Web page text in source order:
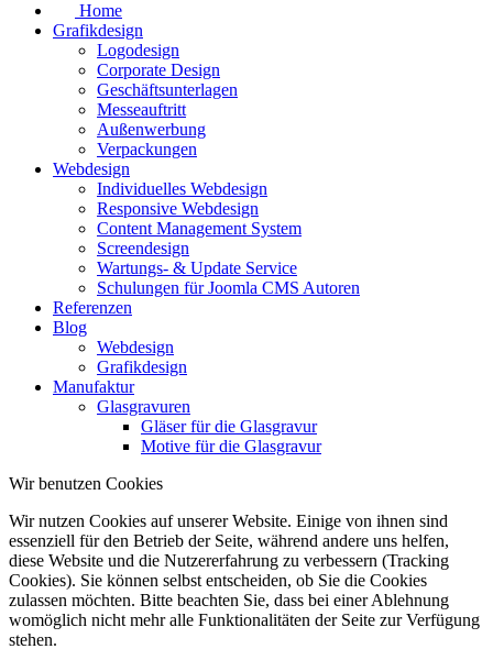
Home
Grafikdesign
Logodesign
Corporate Design
Geschäftsunterlagen
Messeauftritt
Außenwerbung
Verpackungen
Webdesign
Individuelles Webdesign
Responsive Webdesign
Content Management System
Screendesign
Wartungs- & Update Service
Schulungen für Joomla CMS Autoren
Referenzen
Blog
Webdesign
Grafikdesign
Manufaktur
Glasgravuren
Gläser für die Glasgravur
Motive für die Glasgravur
Wir benutzen Cookies
Wir nutzen Cookies auf unserer Website. Einige von ihnen sind
essenziell für den Betrieb der Seite, während andere uns helfen,
diese Website und die Nutzererfahrung zu verbessern (Tracking
Cookies). Sie können selbst entscheiden, ob Sie die Cookies
zulassen möchten. Bitte beachten Sie, dass bei einer Ablehnung
womöglich nicht mehr alle Funktionalitäten der Seite zur Verfügung
stehen.